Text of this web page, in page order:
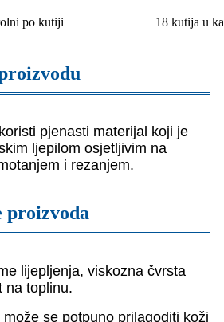
po kutiji 18 kutija u
pjenasti materijal koji je
ljepilom osjetljivim na
i rezanjem.
lijepljenja, viskozna čvrsta
na toplinu.
se potpuno prilagoditi koži